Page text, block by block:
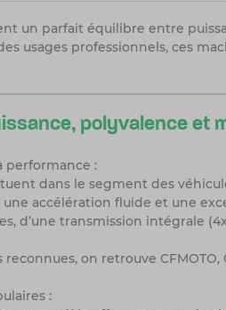
un parfait équilibre entre
usages professionnels, ces
polyvalence et
performance :
dans le segment des
accélération fluide et une
d’une transmission intégrale
reconnues, on retrouve
: